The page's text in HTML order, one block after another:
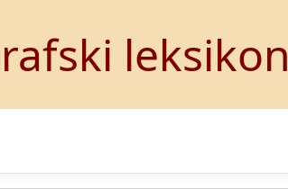
leksikon